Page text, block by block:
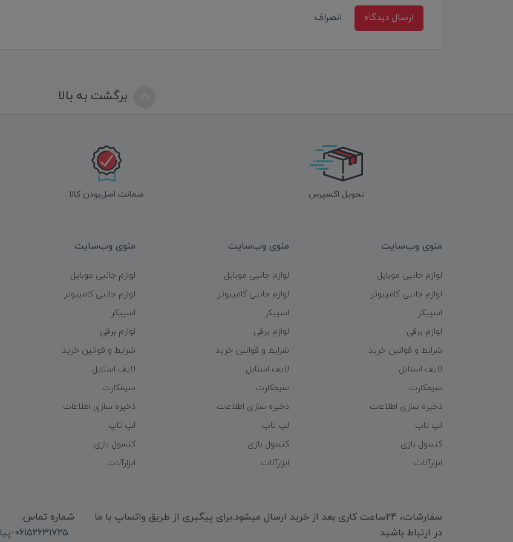
ارسال دیدگاه انصراف
برگشت به بالا
تحویل اکسپرس ضمانت اصل‌بودن کالا
منوی وب‌سایت
لوازم جانبی موبایل
لوازم جانبی کامپیوتر
اسپیکر
لوازم برقی
شرایط و قوانین خرید
لایف استایل
سیمکارت
ذخیره سازی اطلاعات
لپ تاپ
کنسول بازی
ابزارآلات
منوی وب‌سایت
لوازم جانبی موبایل
لوازم جانبی کامپیوتر
اسپیکر
لوازم برقی
شرایط و قوانین خرید
لایف استایل
سیمکارت
ذخیره سازی اطلاعات
لپ تاپ
کنسول بازی
ابزارآلات
منوی وب‌سایت
لوازم جانبی موبایل
لوازم جانبی کامپیوتر
اسپیکر
لوازم برقی
شرایط و قوانین خرید
لایف استایل
سیمکارت
ذخیره سازی اطلاعات
لپ تاپ
کنسول بازی
ابزارآلات
سفارشات، 24ساعت کاری بعد از خرید ارسال میشود.برای پیگیری از طریق واتساپ با ما
در ارتباط باشید
شماره تماس:
06152631725-پیامرسان واتساپ 09339947850